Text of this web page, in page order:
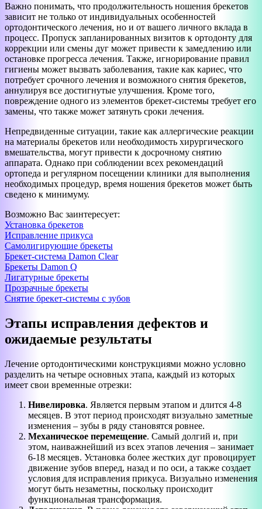
Важно понимать, что продолжительность ношения брекетов
зависит не только от индивидуальных особенностей
ортодонтического лечения, но и от вашего личного вклада в
процесс. Пропуск запланированных визитов к ортодонту для
коррекции или смены дуг может привести к замедлению или
остановке прогресса лечения. Также, игнорирование правил
гигиены может вызвать заболевания, такие как кариес, что
потребует срочного лечения и возможного снятия брекетов,
аннулируя все достигнутые улучшения. Кроме того,
повреждение одного из элементов брекет-системы требует его
замены, что также может затянуть сроки лечения.
Непредвиденные ситуации, такие как аллергические реакции
на материалы брекетов или необходимость хирургического
вмешательства, могут привести к досрочному снятию
аппарата. Однако при соблюдении всех рекомендаций
ортопеда и регулярном посещении клиники для выполнения
необходимых процедур, время ношения брекетов может быть
сведено к минимуму.
Возможно Вас заинтересует:
Установка брекетов
Исправление прикуса
Самолигирующие брекеты
Брекет-система Damon Clear
Брекеты Damon Q
Лигатурные брекеты
Прозрачные брекеты
Снятие брекет-системы с зубов
Этапы исправления дефектов и
ожидаемые результаты
Лечение ортодонтическими конструкциями можно условно
разделить на четыре основных этапа, каждый из которых
имеет свои временные отрезки:
Нивелировка. Является первым этапом и длится 4-8
месяцев. В этот период происходят визуально заметные
изменения – зубы в ряду становятся ровнее.
Механическое перемещение. Самый долгий и, при
этом, наиважнейший из всех этапов лечения – занимает
6-18 месяцев. Установка более жестких дуг провоцирует
движение зубов вперед, назад и по оси, а также создает
условия для исправления прикуса. Визуально изменения
могут быть незаметны, поскольку происходит
функциональная трансформация.